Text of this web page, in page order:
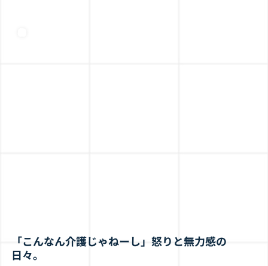
「こんなん介護じゃねーし」怒りと無力感の
日々。